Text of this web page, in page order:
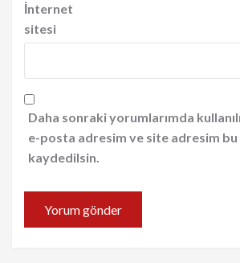
İnternet
sitesi
Daha sonraki yorumlarımda
e-posta adresim ve site adresim bu
kaydedilsin.